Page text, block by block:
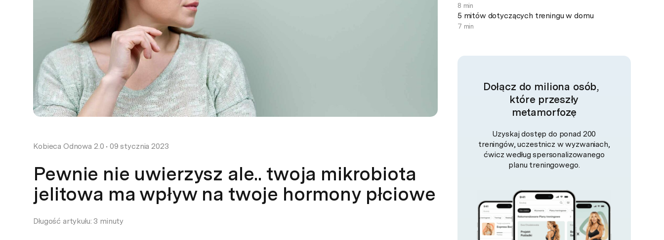
Kobieca Odnowa 2.0 • 09 stycznia 2023
Pewnie nie uwierzysz ale.. twoja mikrobiota
jelitowa ma wpływ na twoje hormony płciowe
Długość artykułu: 3 minuty
8 min
5 mitów dotyczących treningu w domu
7 min
Dołącz do miliona osób,
które przeszły
metamorfozę
Uzyskaj dostęp do ponad 200
treningów, uczestnicz w wyzwaniach,
ćwicz według spersonalizowanego
planu treningowego.